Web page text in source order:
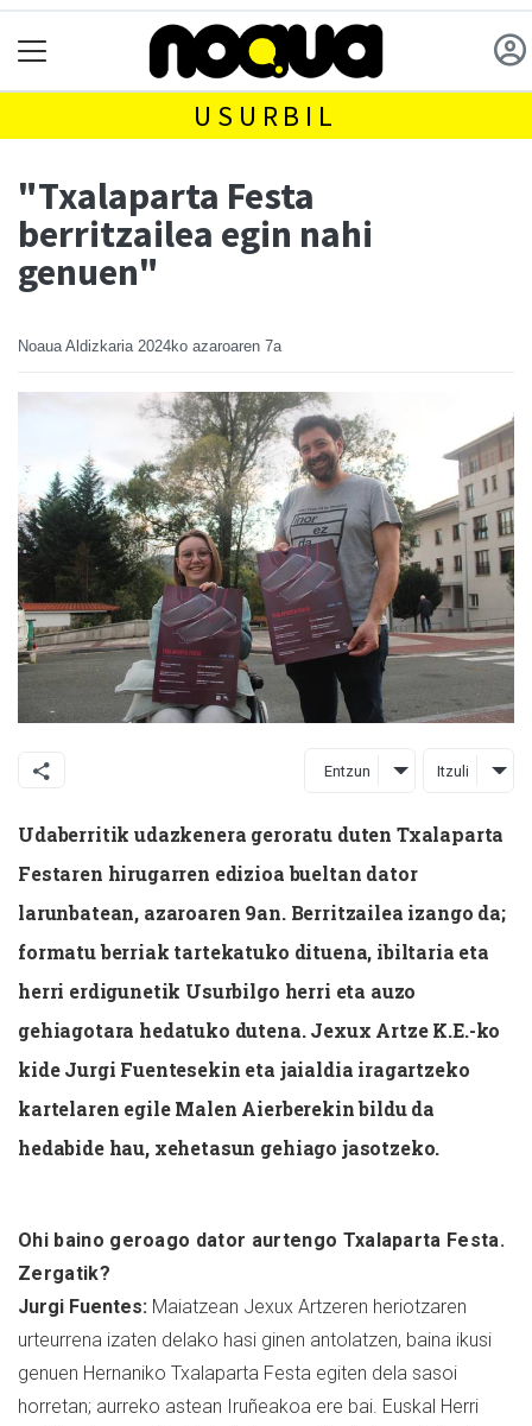
USURBIL
"Txalaparta Festa
berritzailea egin nahi
genuen"
Noaua Aldizkaria 2024ko azaroaren 7a
Entzun Itzuli
Udaberritik udazkenera geroratu duten Txalaparta
Festaren hirugarren edizioa bueltan dator
larunbatean, azaroaren 9an. Berritzailea izango da;
formatu berriak tartekatuko dituena, ibiltaria eta
herri erdigunetik Usurbilgo herri eta auzo
gehiagotara hedatuko dutena. Jexux Artze K.E.-ko
kide Jurgi Fuentesekin eta jaialdia iragartzeko
kartelaren egile Malen Aierberekin bildu da
hedabide hau, xehetasun gehiago jasotzeko.
Ohi baino geroago dator aurtengo Txalaparta Festa.
Zergatik?
Jurgi Fuentes: Maiatzean Jexux Artzeren heriotzaren
urteurrena izaten delako hasi ginen antolatzen, baina ikusi
genuen Hernaniko Txalaparta Festa egiten dela sasoi
horretan; aurreko astean Iruñeakoa ere bai. Euskal Herri